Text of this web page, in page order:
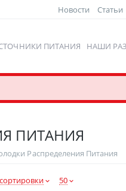
Новости Статьи
ПИТАНИЯ НАШИ
ПИТАНИЯ
Распределения Питания
50